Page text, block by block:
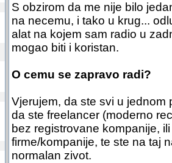
S obzirom da me nije bilo
na necemu, i tako u krug...
alat na kojem sam radio u
mogao biti i koristan.
O cemu se zapravo radi?
Vjerujem, da ste svi u jednom
da ste freelancer (moderno
bez registrovane kompanije,
firme/kompanije, te ste na taj
normalan zivot.